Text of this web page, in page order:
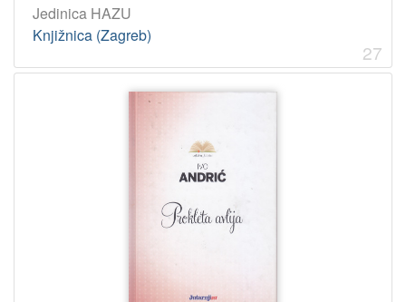
Jedinica HAZU
Knjižnica (Zagreb)
27